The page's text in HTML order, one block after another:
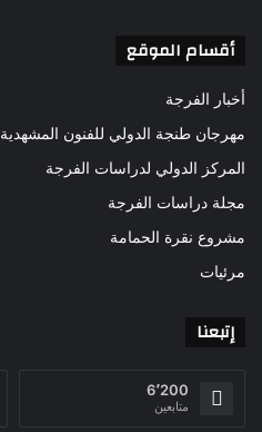
أقسام الموقع
أخبار الفرجة
مهرجان طنجة الدولي للفنون المشهدية
المركز الدولي لدراسات الفرجة
مجلة دراسات الفرجة
مشروع نقرة الحمامة
مرئيات
إتبعنا
6٬200
متابعين